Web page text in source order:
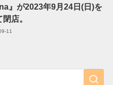
』が2023年9月24日(日)を
店。
11